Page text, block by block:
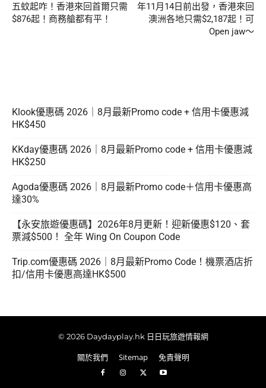
五蚊起咋！香港來回首爾只需
$876起！商務艙都有平！
年11月14日前出發，香港來回
澳洲各地只需$2,187起！可
Open jaw～
Klook優惠碼 2026｜8月最新Promo code + 信用卡優惠減
HK$450
KKday優惠碼 2026｜8月最新Promo code + 信用卡優惠減
HK$250
Agoda優惠碼 2026｜8月最新Promo code＋信用卡優惠高
達30%
【永安旅遊優惠碼】2026年8月更新！迎新優惠$120、套
票減$500！ 全年 Wing On Coupon Code
Trip.com優惠碼 2026｜8月最新Promo Code！機票酒店折
扣/信用卡優惠高達HK$500
© 2026 Daydayplay.hk 日日玩旅遊情報網
關於我們 Sitemap 免責聲明